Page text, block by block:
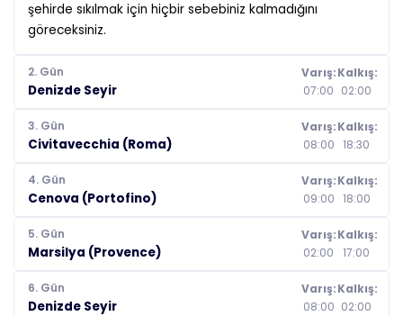
şehirde sıkılmak için hiçbir sebebiniz kalmadığını
göreceksiniz.
2. Gün
Denizde Seyir
Varış:
07:00
Kalkış:
02:00
3. Gün
Civitavecchia (Roma)
Varış:
08:00
Kalkış:
18:30
4. Gün
Cenova (Portofino)
Varış:
09:00
Kalkış:
18:00
5. Gün
Marsilya (Provence)
Varış:
02:00
Kalkış:
17:00
6. Gün
Denizde Seyir
Varış:
08:00
Kalkış:
02:00